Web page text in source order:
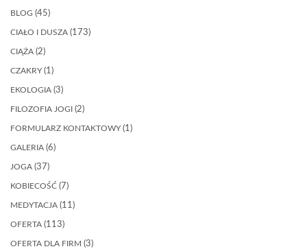
BLOG (45)
CIAŁO I DUSZA (173)
CIĄŻA (2)
CZAKRY(1)
EKOLOGIA (3)
FILOZOFIA JOGI (2)
FORMULARZ KONTAKTOWY(1)
GALERIA (6)
JOGA (37)
KOBIECOŚĆ (7)
MEDYTACJA (11)
OFERTA (113)
OFERTA DLA FIRM (3)